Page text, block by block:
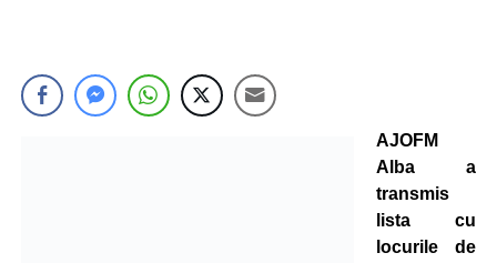
AJOFM
Alba a
transmis
lista cu
locurile de